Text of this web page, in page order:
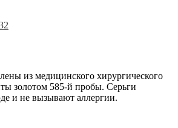
из медицинского хирургического
золотом 585-й пробы. Серьги
и не вызывают аллергии.